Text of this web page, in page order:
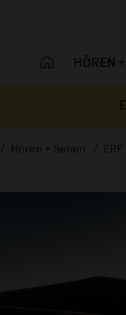
HÖREN
Startseite
Hören + Sehen